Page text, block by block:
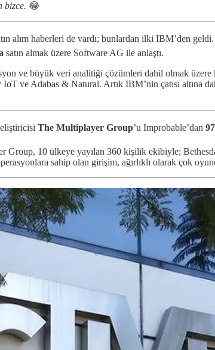
bizce. 😂
alım haberleri de vardı; bunlardan ilki IBM’den
satın almak üzere Software AG ile anlaştı.
ve büyük veri analitiği çözümleri dahil olmak
ve Adabas & Natural. Artık IBM’nin çatısı altına
The Multiplayer Group’u Improbable’dan
Group, 10 ülkeye yayılan 360 kişilik ekibiyle;
sahip olan girişim, ağırlıklı olarak çok